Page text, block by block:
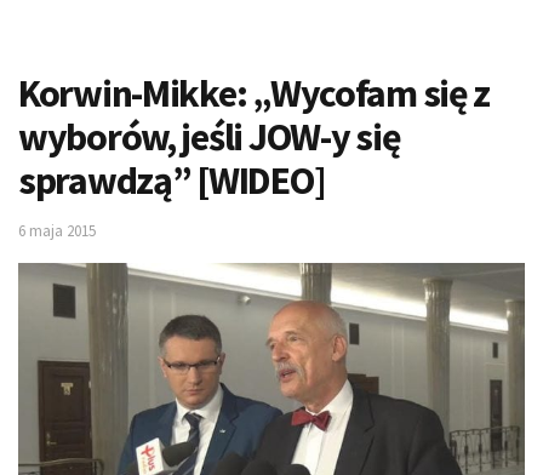
Korwin-Mikke: „Wycofam się z
wyborów, jeśli JOW-y się
sprawdzą” [WIDEO]
6 maja 2015